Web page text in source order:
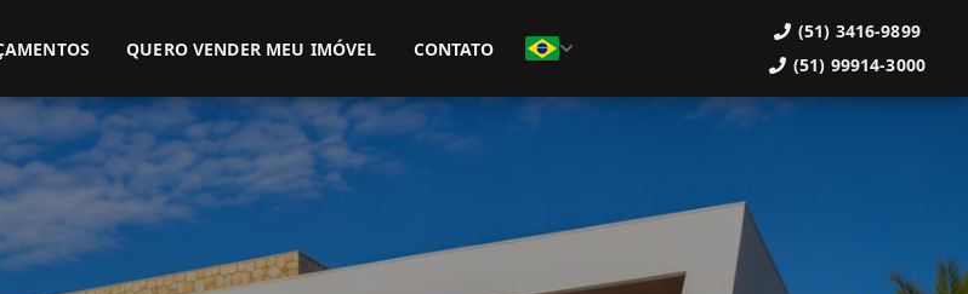
(51) 3416-9899 (51) 99914-3000
QUERO VENDER MEU IMÓVEL CONTATO
(51) 3416-9899
(51) 99914-3000